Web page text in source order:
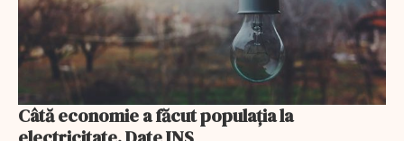
Câtă economie a făcut populația la